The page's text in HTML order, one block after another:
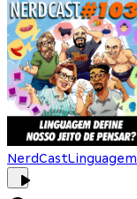
NerdCast